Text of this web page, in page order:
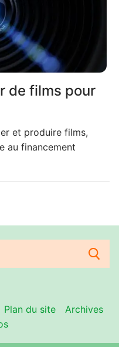
de films pour
et produire films,
au financement
Plan du site
Archives